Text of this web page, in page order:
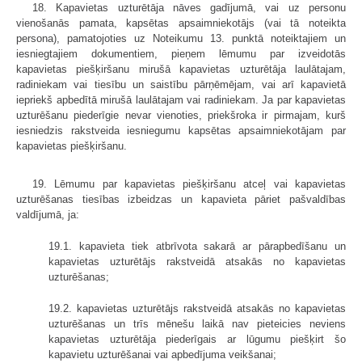
18. Kapavietas uzturētāja nāves gadījumā, vai uz personu
vienošanās pamata, kapsētas apsaimniekotājs (vai tā noteikta
persona), pamatojoties uz Noteikumu 13. punktā noteiktajiem un
iesniegtajiem dokumentiem, pieņem lēmumu par izveidotās
kapavietas piešķiršanu mirušā kapavietas uzturētāja laulātajam,
radiniekam vai tiesību un saistību pārņēmējam, vai arī kapavietā
iepriekš apbedītā mirušā laulātajam vai radiniekam. Ja par kapavietas
uzturēšanu piederīgie nevar vienoties, priekšroka ir pirmajam, kurš
iesniedzis rakstveida iesniegumu kapsētas apsaimniekotājam par
kapavietas piešķiršanu.
19. Lēmumu par kapavietas piešķiršanu atceļ vai kapavietas
uzturēšanas tiesības izbeidzas un kapavieta pāriet pašvaldības
valdījumā, ja:
19.1. kapavieta tiek atbrīvota sakarā ar pārapbedīšanu un
kapavietas uzturētājs rakstveidā atsakās no kapavietas
uzturēšanas;
19.2. kapavietas uzturētājs rakstveidā atsakās no kapavietas
uzturēšanas un trīs mēnešu laikā nav pieteicies neviens
kapavietas uzturētāja piederīgais ar lūgumu piešķirt šo
kapavietu uzturēšanai vai apbedījuma veikšanai;